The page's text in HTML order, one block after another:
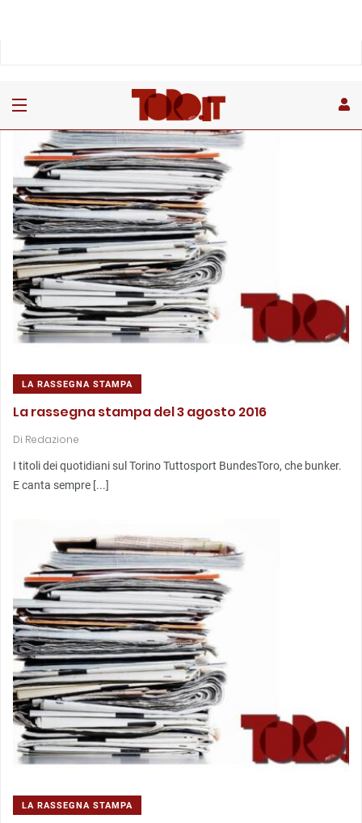
LA RASSEGNA STAMPA
La rassegna stampa del 3 agosto 2016
Di Redazione
I titoli dei quotidiani sul Torino Tuttosport BundesToro, che bunker.
E canta sempre [...]
LA RASSEGNA STAMPA